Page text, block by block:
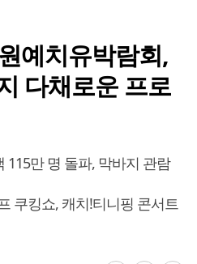
예치유박람회,
다채로운 프로
115만 명 돌파, 막바지 관람
쿠킹쇼, 캐치!티니핑 콘서트